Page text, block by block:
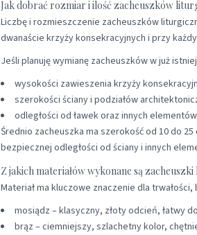
Jak dobrać rozmiar i ilość zacheuszków
Liczbę i rozmieszczenie zacheuszków
dwanaście krzyży konsekracyjnych i przy
Jeśli planuję wymianę zacheuszków w już
wysokości zawieszenia krzyży
szerokości ściany i podziałów
odległości od ławek oraz innych
Średnio zacheuszka ma szerokość od 10 do
bezpiecznej odległości od ściany i innych
Z jakich materiałów wykonane są
Materiał ma kluczowe znaczenie dla
mosiądz – klasyczny, złoty odcień, łatwy
brąz – ciemniejszy, szlachetny kolor,